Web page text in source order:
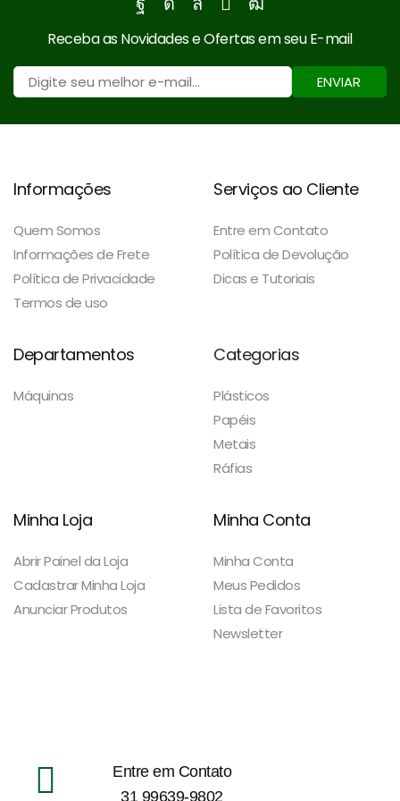
Facebook
Instagram
Whatsapp
EmailYoutube
Receba as Novidades e Ofertas em seu E-mail
ENVIAR
Informações
Quem Somos
Informações de Frete
Política de Privacidade
Termos de uso
Serviços ao Cliente
Entre em Contato
Política de Devolução
Dicas e Tutoriais
Departamentos
Máquinas
Categorias
Plásticos
Papéis
Metais
Ráfias
Minha Loja
Abrir Painel da Loja
Cadastrar Minha Loja
Anunciar Produtos
Minha Conta
Minha Conta
Meus Pedidos
Lista de Favoritos
Newsletter
Entre em Contato
31 99639-9802